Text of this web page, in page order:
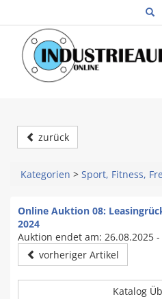
zurück
Kategorien > Sport, Fitness,
Online Auktion 08:
2024
Auktion endet am: 26.08.2025 -
vorheriger Artikel
Katalog